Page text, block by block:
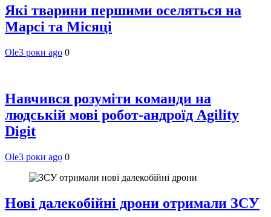
Які тварини першими оселяться на
Марсі та Місяці
Ole3 роки ago 0
Навчився розуміти команди на
людській мові робот-андроїд Agility
Digit
Ole3 роки ago 0
Нові далекобійні дрони отримали ЗСУ